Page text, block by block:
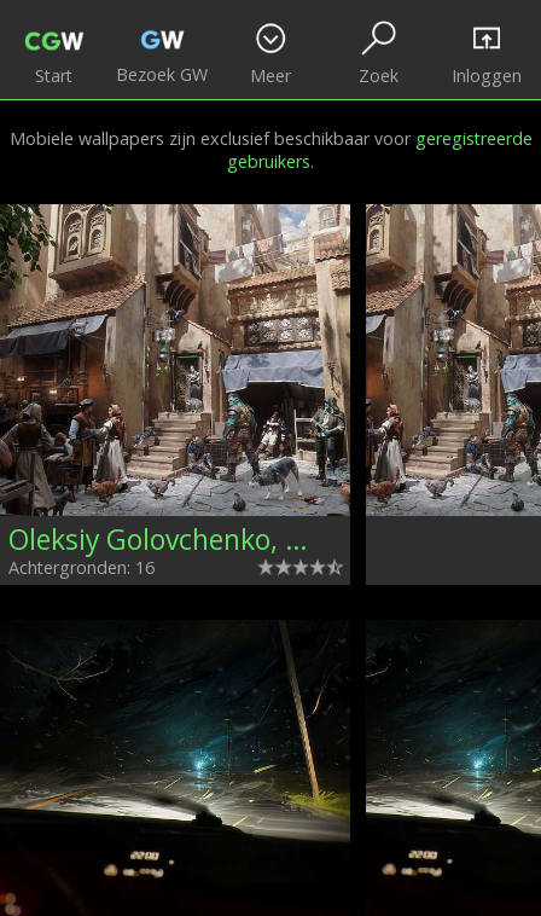
Start Bezoek GW Meer Zoek Inloggen
Mobiele wallpapers zijn exclusief beschikbaar voor geregistreerde
gebruikers.
Oleksiy Golovchenko, Ukraine
Achtergronden: 16